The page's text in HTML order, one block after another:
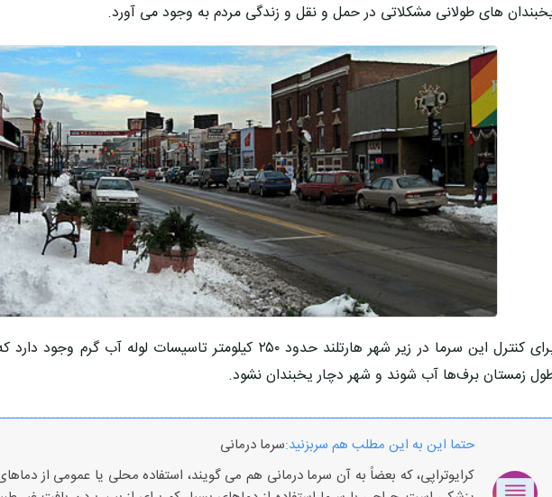
های طولانی مشکلاتی در حمل و نقل و زندگی مردم به وجود می آورد.
برای کنترل این سرما در زیر شهر هارتلند حدود ۲۵۰ کیلومتر تاسیسات لوله
زمستان برف‌ها آب شوند و شهر دچار یخبندان نشود.
حتما این به این مطلب هم سربزنید:سرما درمانی
کرایوتراپی، که بعضاً به آن سرما درمانی هم می گویند، استفاده محلی یا عمومی از